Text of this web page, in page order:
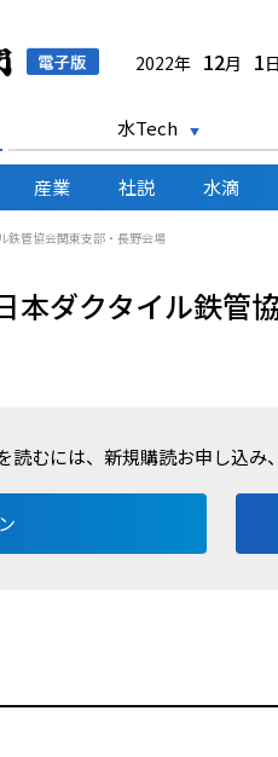
日本水道新聞 電子版
2022年 12月 1
水Tech
産業 社説 水滴
管協会関東支部・長野会場
ダクタイル鉄管
読むには、新規購読お申し込み